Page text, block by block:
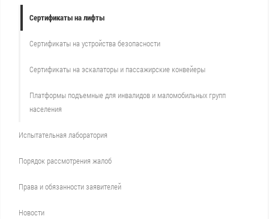
Сертификаты на лифты
Сертификаты на устройства безопасности
Сертификаты на эскалаторы и пассажирские конвейеры
Платформы подъемные для инвалидов и маломобильных групп
населения
Испытательная лаборатория
Порядок рассмотрения жалоб
Права и обязанности заявителей
Новости